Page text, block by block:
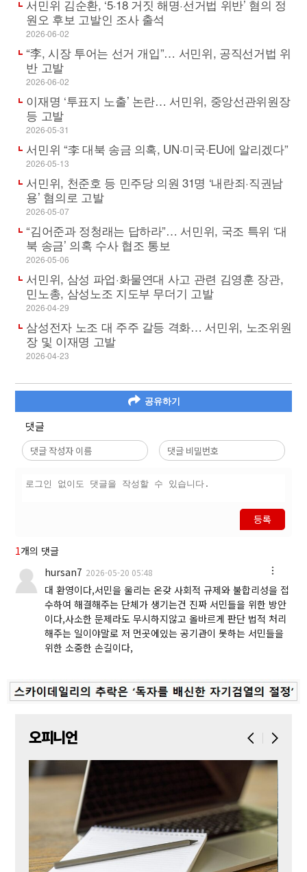
서민위 김순환, ‘5·18 거짓 해명·선거법 위반’ 혐의 정
원오 후보 고발인 조사 출석
2026-06-02
“李, 시장 투어는 선거 개입”… 서민위, 공직선거법 위
반 고발
2026-06-02
이재명 ‘투표지 노출’ 논란… 서민위, 중앙선관위원장
등 고발
2026-05-31
서민위 “李 대북 송금 의혹, UN·미국·EU에 알리겠다”
2026-05-13
서민위, 천준호 등 민주당 의원 31명 ‘내란죄·직권남
용’ 혐의로 고발
2026-05-07
“김어준과 정청래는 답하라”… 서민위, 국조 특위 ‘대
북 송금’ 의혹 수사 협조 통보
2026-05-06
서민위, 삼성 파업·화물연대 사고 관련 김영훈 장관,
민노총, 삼성노조 지도부 무더기 고발
2026-04-29
삼성전자 노조 대 주주 갈등 격화… 서민위, 노조위원
장 및 이재명 고발
2026-04-23
공유하기
댓글
등록
1개의 댓글
hursan7 2026-05-20 05:48
대 환영이다,서민을 울리는 온갖 사회적 규제와 불합리성을 접
수하여 해결해주는 단체가 생기는건 진짜 서민들을 위한 방안
이다,사소한 문제라도 무시하지않고 올바르게 판단 법적 처리
해주는 일이야말로 저 먼곳에있는 공기관이 못하는 서민들을
위한 소중한 손길이다,
오피니언